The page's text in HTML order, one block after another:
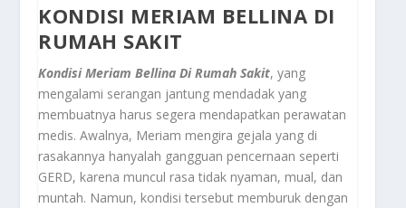
KONDISI MERIAM BELLINA DI
RUMAH SAKIT
Kondisi Meriam Bellina Di Rumah Sakit, yang
mengalami serangan jantung mendadak yang
membuatnya harus segera mendapatkan perawatan
medis. Awalnya, Meriam mengira gejala yang di
rasakannya hanyalah gangguan pencernaan seperti
GERD, karena muncul rasa tidak nyaman, mual, dan
muntah. Namun, kondisi tersebut memburuk dengan